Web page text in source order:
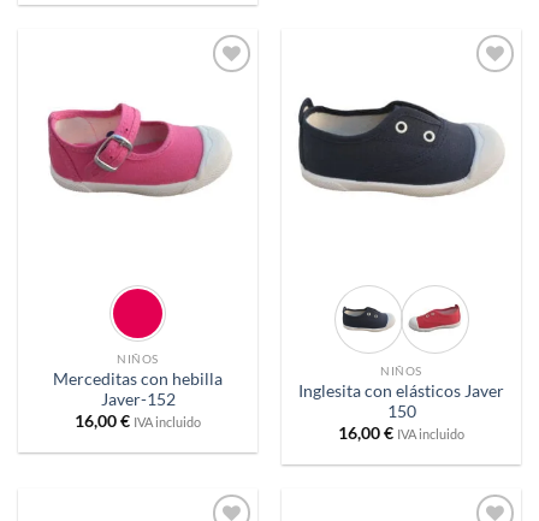
deseos
NIÑOS
Merceditas con hebilla
Javer-152
16,00€ IVA incluido
deseos
NIÑOS
Inglesita con elásticos Javer
150
16,00€ IVA incluido